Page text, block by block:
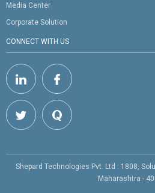
Media Center
Corporate Solution
CONNECT WITH US
Shepard Technologies Pvt. Ltd : 1808,
Maharashtra -